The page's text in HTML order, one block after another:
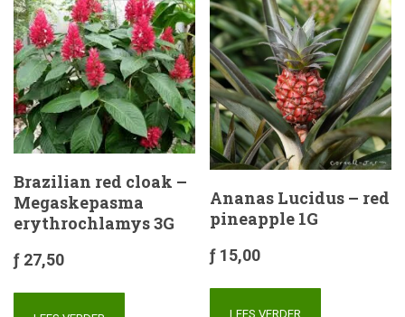
Brazilian red cloak –
Megaskepasma
erythrochlamys 3G
ƒ 27,50
Ananas Lucidus – red
pineapple 1G
ƒ 15,00
LEES VERDER